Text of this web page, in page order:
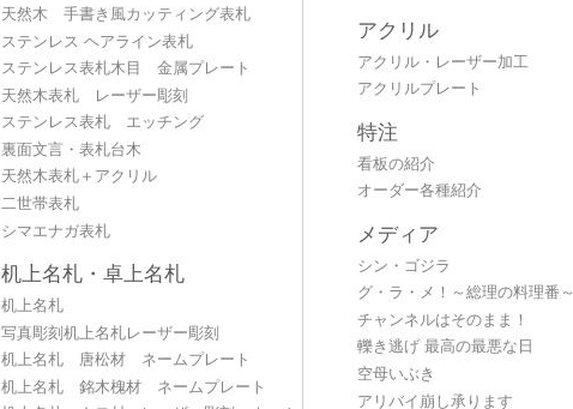
天然木 手書き風カッティング表札
ステンレス ヘアライン表札
ステンレス表札木目 金属プレート
天然木表札 レーザー彫刻
ステンレス表札 エッチング
裏面文言・表札台木
天然木表札＋アクリル
二世帯表札
シマエナガ表札
机上名札・卓上名札
机上名札
写真彫刻机上名札レーザー彫刻
机上名札 唐松材 ネームプレート
机上名札 銘木槐材 ネームプレート
アクリル
アクリル・レーザー加工
アクリルプレート
特注
看板の紹介
オーダー各種紹介
メディア
シン・ゴジラ
グ・ラ・メ！～総理の料理番～
チャンネルはそのまま！
轢き逃げ 最高の最悪な日
空母いぶき
アリバイ崩し承ります